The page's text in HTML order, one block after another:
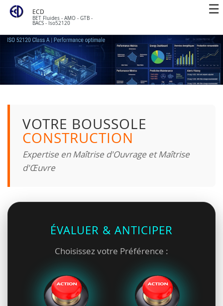
ECD
BET Fluides - AMO - GTB -
BACS - Iso52120
VOTRE BOUSSOLE
CONSTRUCTION
Expertise en Maîtrise d'Ouvrage et Maîtrise
d'Œuvre
ÉVALUER & ANTICIPER
Choisissez votre Préférence :